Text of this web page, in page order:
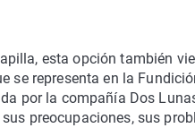
esta opción también
se representa en la
por la compañía Dos
preocupaciones, sus